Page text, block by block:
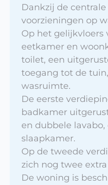
Dankzij de
voorzieningen op
Op het gelijkvloers
eetkamer en
toilet, een
toegang tot de
wasruimte.
De eerste
badkamer
en dubbele
slaapkamer.
Op de tweede
zich nog twee
De woning is